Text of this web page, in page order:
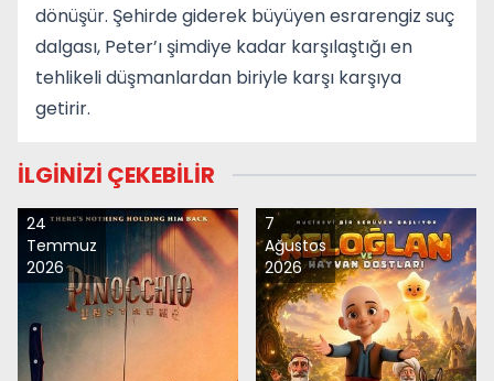
dönüşür. Şehirde giderek büyüyen esrarengiz suç
dalgası, Peter’ı şimdiye kadar karşılaştığı en
tehlikeli düşmanlardan biriyle karşı karşıya
getirir.
İLGİNİZİ ÇEKEBİLİR
24
Temmuz
2026
7
Ağustos
2026